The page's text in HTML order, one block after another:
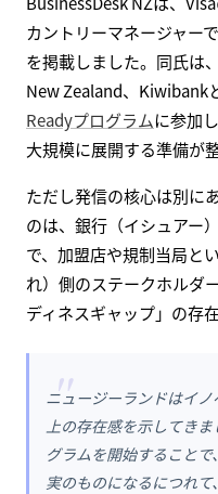
カントリーマネージャー
を掲載しました。同氏は
New Zealand、Kiwibank
Readyプログラムに参加
大規模に展開する準備が
ただし発信の核心は別に
のは、銀行（イシュアー
で、加盟店や規制当局と
れ）側のステークホルダ
ディネスギャップ」の存在
"
ニュージーランドはイ
上の存在感を示してき
グラムを開始すること
実のものになるにつれ